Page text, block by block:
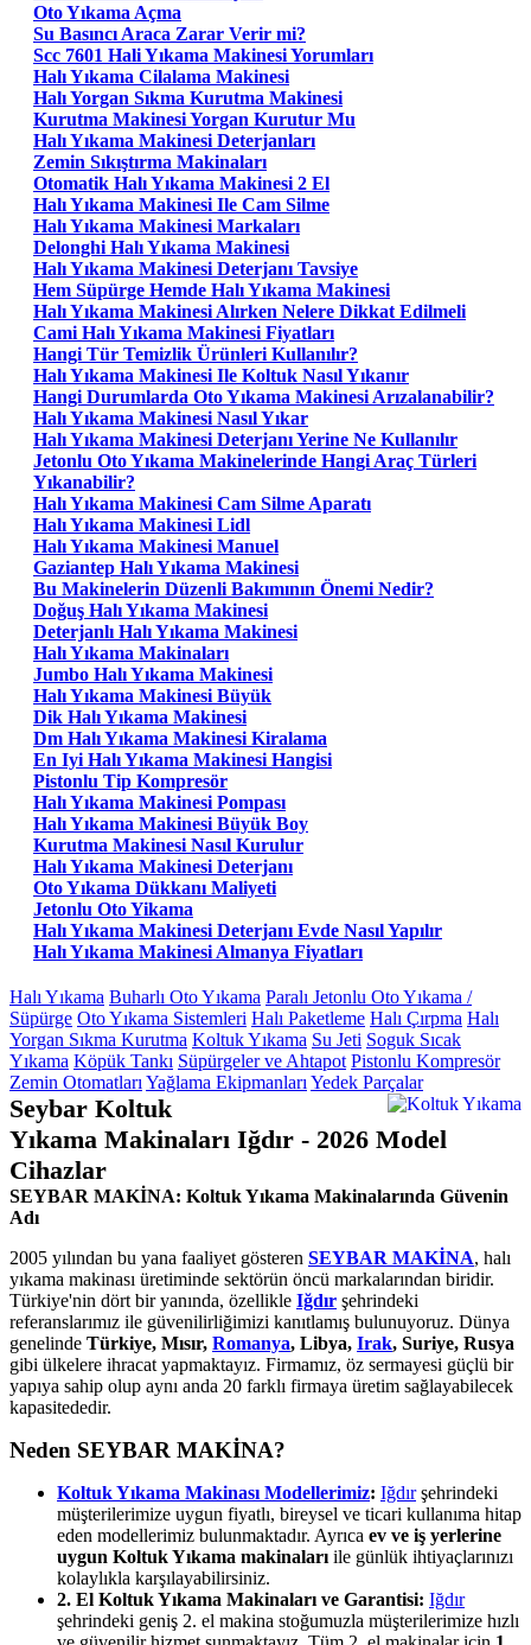
Oto Yıkama Açma
Su Basıncı Araca Zarar Verir mi?
Scc 7601 Hali Yıkama Makinesi Yorumları
Halı Yıkama Cilalama Makinesi
Halı Yorgan Sıkma Kurutma Makinesi
Kurutma Makinesi Yorgan Kurutur Mu
Halı Yıkama Makinesi Deterjanları
Zemin Sıkıştırma Makinaları
Otomatik Halı Yıkama Makinesi 2 El
Halı Yıkama Makinesi Ile Cam Silme
Halı Yıkama Makinesi Markaları
Delonghi Halı Yıkama Makinesi
Halı Yıkama Makinesi Deterjanı Tavsiye
Hem Süpürge Hemde Halı Yıkama Makinesi
Halı Yıkama Makinesi Alırken Nelere Dikkat Edilmeli
Cami Halı Yıkama Makinesi Fiyatları
Hangi Tür Temizlik Ürünleri Kullanılır?
Halı Yıkama Makinesi Ile Koltuk Nasıl Yıkanır
Hangi Durumlarda Oto Yıkama Makinesi Arızalanabilir?
Halı Yıkama Makinesi Nasıl Yıkar
Halı Yıkama Makinesi Deterjanı Yerine Ne Kullanılır
Jetonlu Oto Yıkama Makinelerinde Hangi Araç Türleri
Yıkanabilir?
Halı Yıkama Makinesi Cam Silme Aparatı
Halı Yıkama Makinesi Lidl
Halı Yıkama Makinesi Manuel
Gaziantep Halı Yıkama Makinesi
Bu Makinelerin Düzenli Bakımının Önemi Nedir?
Doğuş Halı Yıkama Makinesi
Deterjanlı Halı Yıkama Makinesi
Halı Yıkama Makinaları
Jumbo Halı Yıkama Makinesi
Halı Yıkama Makinesi Büyük
Dik Halı Yıkama Makinesi
Dm Halı Yıkama Makinesi Kiralama
En Iyi Halı Yıkama Makinesi Hangisi
Pistonlu Tip Kompresör
Halı Yıkama Makinesi Pompası
Halı Yıkama Makinesi Büyük Boy
Kurutma Makinesi Nasıl Kurulur
Halı Yıkama Makinesi Deterjanı
Oto Yıkama Dükkanı Maliyeti
Jetonlu Oto Yikama
Halı Yıkama Makinesi Deterjanı Evde Nasıl Yapılır
Halı Yıkama Makinesi Almanya Fiyatları
Halı Yıkama Buharlı Oto Yıkama Paralı Jetonlu Oto Yıkama /
Süpürge Oto Yıkama Sistemleri Halı Paketleme Halı Çırpma Halı
Yorgan Sıkma Kurutma Koltuk Yıkama Su Jeti Soguk Sıcak
Yıkama Köpük Tankı Süpürgeler ve Ahtapot Pistonlu Kompresör
Zemin Otomatları Yağlama Ekipmanları Yedek Parçalar
Seybar Koltuk
Yıkama Makinaları Iğdır - 2026 Model
Cihazlar
SEYBAR MAKİNA: Koltuk Yıkama Makinalarında Güvenin
Adı
2005 yılından bu yana faaliyet gösteren SEYBAR MAKİNA, halı
yıkama makinası üretiminde sektörün öncü markalarından biridir.
Türkiye'nin dört bir yanında, özellikle Iğdır şehrindeki
referanslarımız ile güvenilirliğimizi kanıtlamış bulunuyoruz. Dünya
genelinde Türkiye, Mısır, Romanya, Libya, Irak, Suriye, Rusya
gibi ülkelere ihracat yapmaktayız. Firmamız, öz sermayesi güçlü bir
yapıya sahip olup aynı anda 20 farklı firmaya üretim sağlayabilecek
kapasitededir.
Neden SEYBAR MAKİNA?
Koltuk Yıkama Makinası Modellerimiz: Iğdırşehrindeki
müşterilerimize uygun fiyatlı, bireysel ve ticari kullanıma hitap
eden modellerimiz bulunmaktadır. Ayrıca ev ve iş yerlerine
uygun Koltuk Yıkama makinaları ile günlük ihtiyaçlarınızı
kolaylıkla karşılayabilirsiniz.
2. El Koltuk Yıkama Makinaları ve Garantisi: Iğdır
şehrindeki geniş 2. el makina stoğumuzla müşterilerimize hızlı